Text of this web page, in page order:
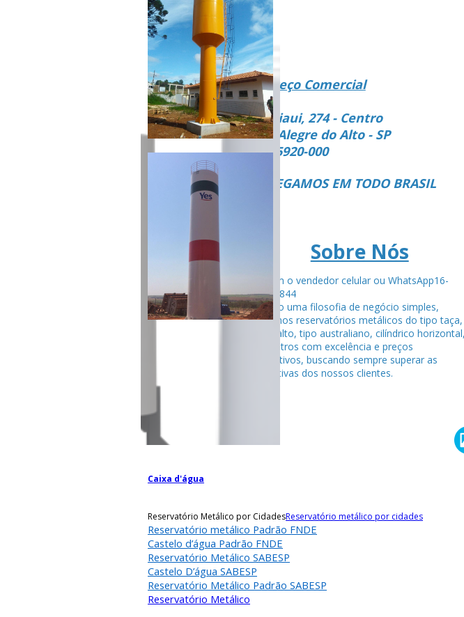
Endereço Comercial
Rua Piaui, 274 - Centro
Vista Alegre do Alto - SP
CEP 15920-000
ENTREGAMOS EM TODO BRASIL
Sobre Nós
Fale com o vendedor celular ou WhatsApp16-
99795-2844
Seguindo uma filosofia de negócio simples,
fabricamos reservatórios metálicos do tipo taça,
tubular alto, tipo australiano, cilíndrico horizontal,
entre outros com excelência e preços
competitivos, buscando sempre superar as
espectativas dos nossos clientes.
Caixa d'água
Reservatório Metálico por CidadesReservatório metálico por cidades
Reservatório metálico Padrão FNDE
Castelo d’água Padrão FNDE
Reservatório Metálico SABESP
Castelo D’água SABESP
Reservatório Metálico Padrão SABESP
Reservatório Metálico